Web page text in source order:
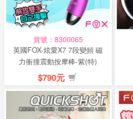
貨號：8300065
英國FOX-炫愛X7 7段變頻 磁
力衝撞震動按摩棒-紫(特)
$790元